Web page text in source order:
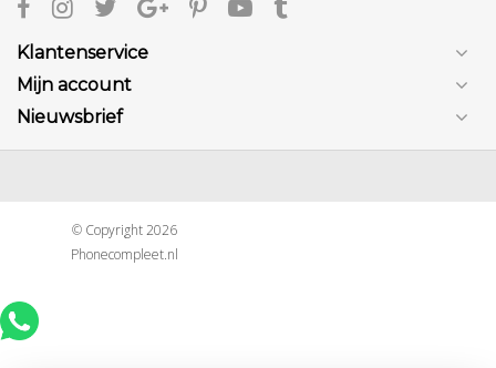
Klantenservice
Mijn account
Nieuwsbrief
© Copyright 2026
Phonecompleet.nl